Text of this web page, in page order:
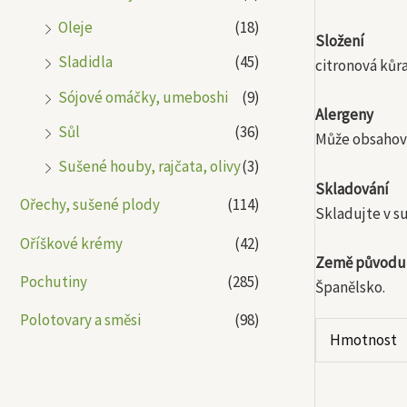
Oleje
(18)
Sladidla
(45)
Sójové omáčky, umeboshi
(9)
Sůl
(36)
Sušené houby, rajčata, olivy(3)
Ořechy, sušené plody
(114)
Oříškové krémy
(42)
Pochutiny
(285)
Polotovary a směsi
(98)
Složení
citronová
Alergeny
Může
Skladování
Skladujte v
Země původu
Španělsko.
Hmotnost